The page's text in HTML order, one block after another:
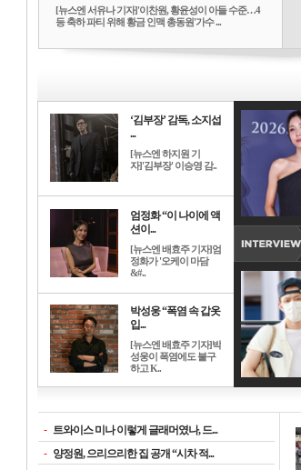
[뉴스엔 서유나 기자]'이찬원, 황윤성이 아들 수준…4
등 축하 파티 위해 황금 인맥 총동원'가수 ...
‘김부장’ 감독, 소지섭
...
[뉴스엔 하지원 기
자]'김부장' 이승영 감..
엄정화 “이 나이에 액
션이...
[뉴스엔 배효주 기자]엄
정화가 '오케이 마담
&#..
박성웅 “폭염 속 갑옷
입...
[뉴스엔 배효주 기자]박
성웅이 폭염에도 불구
하고 K..
- 트와이스 미나 이렇게 글래머였나, 드...
- 양정원, 으리으리한 집 공개 “시차 적...